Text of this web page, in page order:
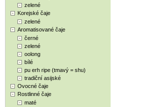
zelené
Korejské čaje
zelené
Aromatisované čaje
černé
zelené
oolong
bílé
pu erh ripe (tmavý = shu)
tradiční asijské
Ovocné čaje
Rostlinné čaje
maté